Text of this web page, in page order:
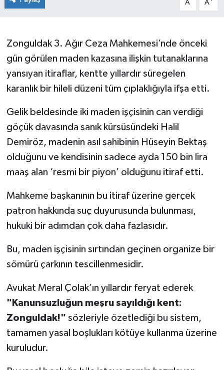
A A
Zonguldak 3. Ağır Ceza Mahkemesi’nde önceki
gün görülen maden kazasına ilişkin tutanaklarına
yansıyan itiraflar, kentte yıllardır süregelen
karanlık bir hileli düzeni tüm çıplaklığıyla ifşa etti.
Gelik beldesinde iki maden işçisinin can verdiği
göçük davasında sanık kürsüsündeki Halil
Demiröz, madenin asıl sahibinin Hüseyin Bektaş
olduğunu ve kendisinin sadece ayda 150 bin lira
maaş alan ‘resmi bir piyon’ olduğunu itiraf etti.
Mahkeme başkanının bu itiraf üzerine gerçek
patron hakkında suç duyurusunda bulunması,
hukuki bir adımdan çok daha fazlasıdır.
Bu, maden işçisinin sırtından geçinen organize bir
sömürü çarkının tescillenmesidir.
Avukat Meral Çolak’ın yıllardır feryat ederek
"Kanunsuzluğun meşru sayıldığı kent:
Zonguldak!" sözleriyle özetlediği bu sistem,
tamamen yasal boşlukları kötüye kullanma üzerine
kuruludur.
SPOR
YAŞAM
Zonguldak